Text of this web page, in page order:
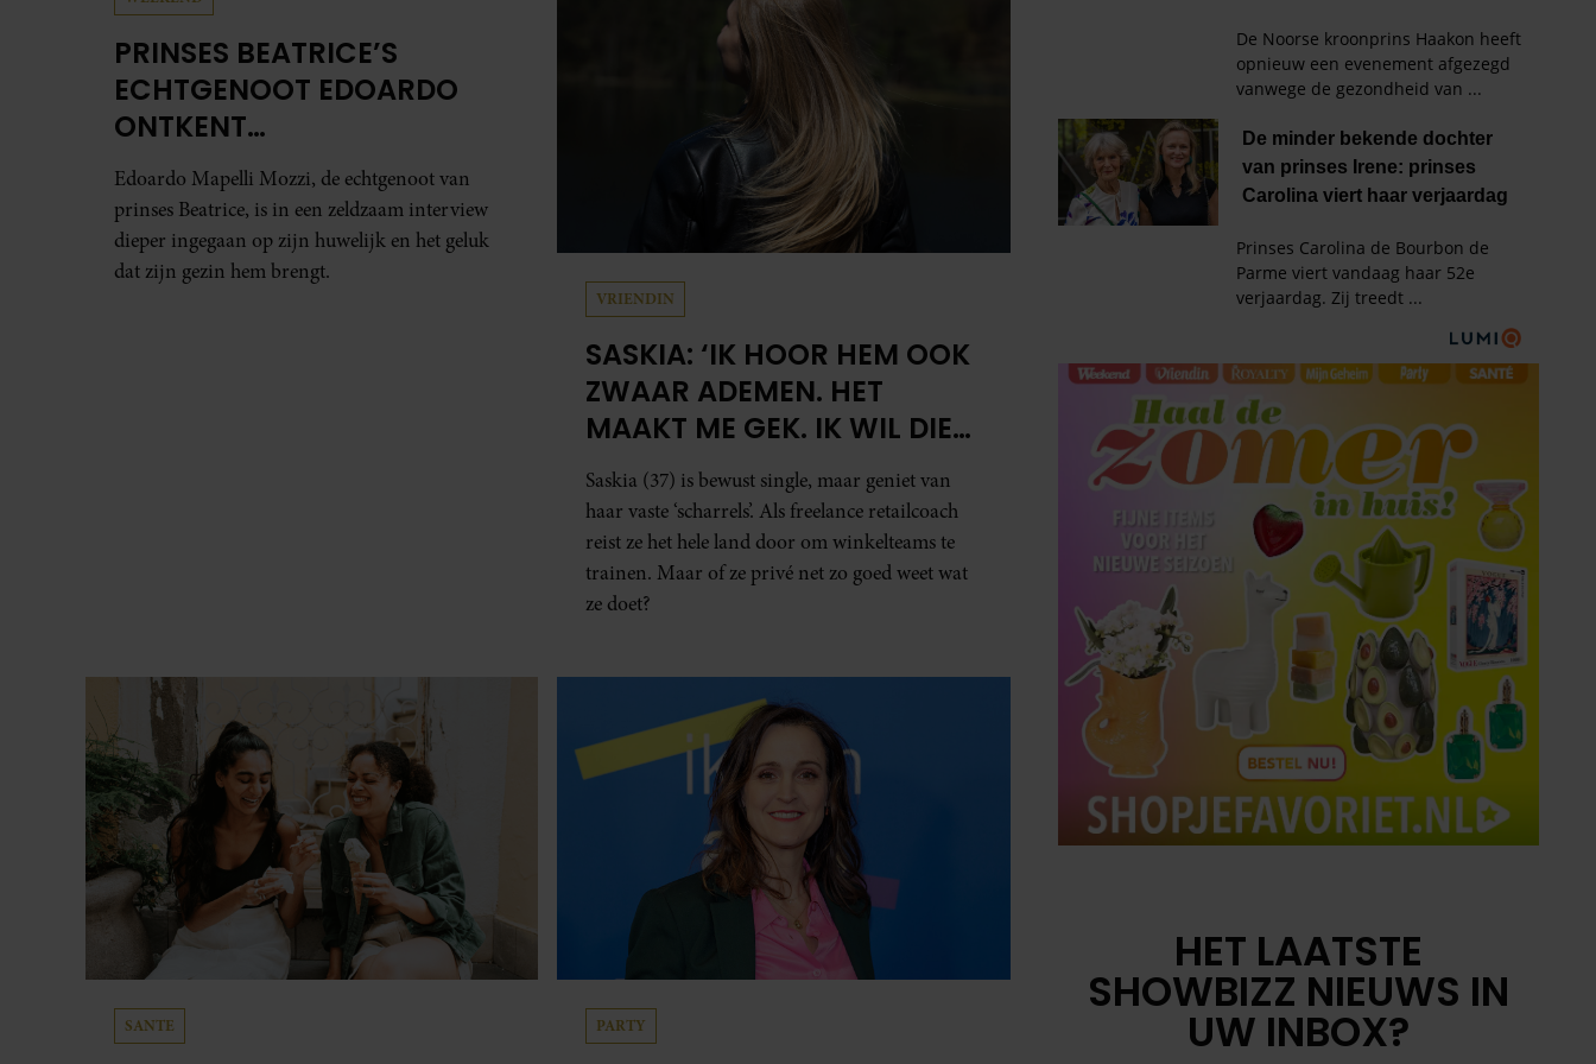
PRINSES BEATRICE’S
ECHTGENOOT EDOARDO
ONTKENT
HUWELIJKSPROBLEMEN
Edoardo Mapelli Mozzi, de echtgenoot van
prinses Beatrice, is in een zeldzaam interview
dieper ingegaan op zijn huwelijk en het geluk
dat zijn gezin hem brengt.
VRIENDIN
SASKIA: ‘IK HOOR HEM OOK
ZWAAR ADEMEN. HET
MAAKT ME GEK. IK WIL DIE
MAN.’
Saskia (37) is bewust single, maar geniet van
haar vaste ‘scharrels’. Als freelance retailcoach
reist ze het hele land door om winkelteams te
trainen. Maar of ze privé net zo goed weet wat
ze doet?
SANTE PARTY
HET LAATSTE
SHOWBIZZ NIEUWS IN
UW INBOX?